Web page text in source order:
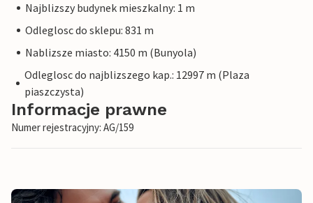
Najblizszy budynek mieszkalny: 1 m
Odleglosc do sklepu: 831 m
Nablizsze miasto: 4150 m (Bunyola)
Odleglosc do najblizszego kap.: 12997 m (Plaza
piaszczysta)
Informacje prawne
Numer rejestracyjny: AG/159